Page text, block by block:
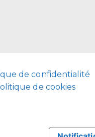
de confidentialité
de cookies